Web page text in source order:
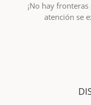
¡No hay
atención se